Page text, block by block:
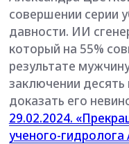
AI-рынок
гибридный. Спрос на
менеджеров и
владеющих AI,
ML-исследователей.
Чтобы войти в
штурмовать высшую